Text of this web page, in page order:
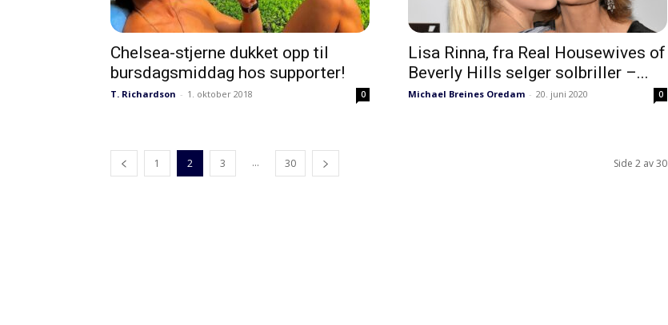
Chelsea-stjerne dukket opp til
bursdagsmiddag hos supporter!
T. Richardson - 1. oktober 2018 0
Lisa Rinna, fra Real Housewives of
Beverly Hills selger solbriller –...
Michael Breines Oredam - 20. juni 2020 0
1 2 3 ... 30 Side 2 av 30